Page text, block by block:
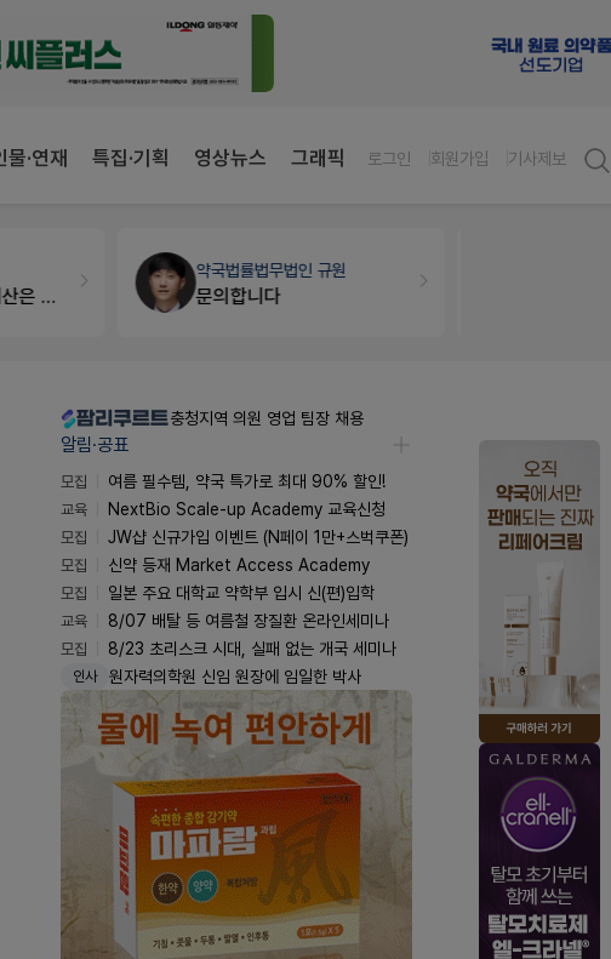
물·연재 특집·기획 영상뉴스 그래픽 로그인 회원가입 기사제보
노동자의 날 수당계산은 어떻게 되나요
약국법률법무법인 규원
문의합니다
충청지역 의원 영업 팀장 채용
알림·공표
모집
여름 필수템, 약국 특가로 최대 90% 할인!
교육
NextBio Scale-up Academy 교육신청
모집
JW샵 신규가입 이벤트 (N페이 1만+스벅쿠폰)
모집
신약 등재 Market Access Academy
모집
일본 주요 대학교 약학부 입시 신(편)입학
교육
8/07 배탈 등 여름철 장질환 온라인세미나
모집
8/23 초리스크 시대, 실패 없는 개국 세미나
인사 원자력의학원 신임 원장에 임일한 박사